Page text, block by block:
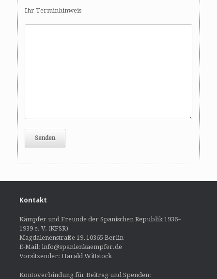
Ihr Terminhinweis
Kontakt
Kämpfer und Freunde der Spanischen Republik 1936–
1939 e. V. (KFSR)
Magdalenenstraße 19, 10365 Berlin
E-Mail: info@spanienkaempfer.de
Vorsitzender: Harald Wittstock
Kontoverbindung für Beitrag und Spenden: